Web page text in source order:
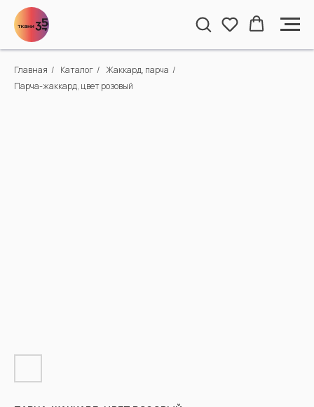
Главная / Каталог / Жаккард, парча /
Парча-жаккард, цвет розовый